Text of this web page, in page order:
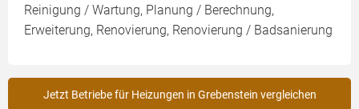
Reinigung / Wartung, Planung / Berechnung,
Erweiterung, Renovierung, Renovierung / Badsanierung
Jetzt Betriebe für Heizungen in Grebenstein vergleichen